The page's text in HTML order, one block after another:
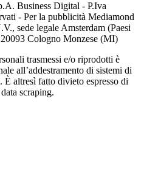
Business Digital - P.Iva
- Per la pubblicità Mediamond
sede legale Amsterdam (Paesi
Cologno Monzese (MI)
trasmessi e/o riprodotti è
all’addestramento di sistemi di
altresì fatto divieto espresso di
scraping.